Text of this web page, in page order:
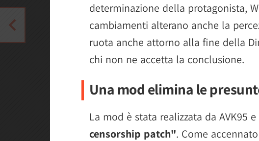
determinazione della protagonista,
cambiamenti alterano anche la
ruota anche attorno alla fine della
chi non ne accetta la conclusione.
Una mod elimina le
La mod è stata realizzata da AVK95
censorship patch". Come